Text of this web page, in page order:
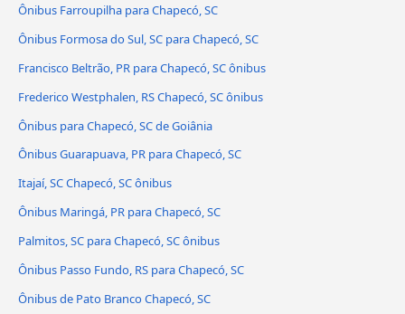
Ônibus Farroupilha para Chapecó, SC
Ônibus Formosa do Sul, SC para Chapecó, SC
Francisco Beltrão, PR para Chapecó, SC ônibus
Frederico Westphalen, RS Chapecó, SC ônibus
Ônibus para Chapecó, SC de Goiânia
Ônibus Guarapuava, PR para Chapecó, SC
Itajaí, SC Chapecó, SC ônibus
Ônibus Maringá, PR para Chapecó, SC
Palmitos, SC para Chapecó, SC ônibus
Ônibus Passo Fundo, RS para Chapecó, SC
Ônibus de Pato Branco Chapecó, SC